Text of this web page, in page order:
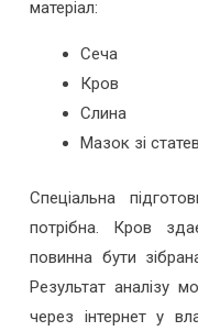
матеріал:
Сеча
Кров
Слина
Мазок зі
Спеціальна
потрібна. Кров
повинна бути
Результат аналізу
через інтернет у